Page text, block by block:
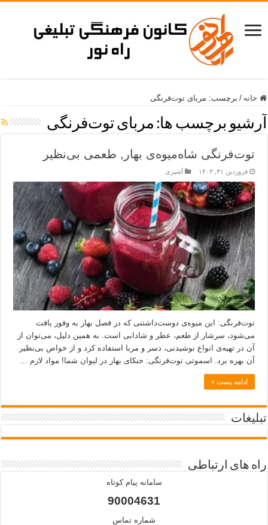
خانه / برچسب: مربای توت‌فرنگی
آرشیو برچسب ها: مربای توت‌فرنگی
توت‌فرنگی شاه‌میوه‌ی بهار, طعمی بی‌نظیر
فروردین ۳۱, ۱۴۰۳ آشپزی
توت‌فرنگی: این میوه‌ی دوست‌داشتنی که در فصل بهار به وفور یافت
می‌شود، سرشار از طعم، عطر و شادابی است. به همین دلیل، می‌توان از
آن در تهیه‌ی انواع نوشیدنی، دسر و مربا استفاده کرد و از خواص بی‌نظیر
آن بهره برد. اسموتی توت‌فرنگی: خنکای بهار در لیوان شما! مواد لازم …
ادامه پست »
تبلیغات
راه های ارتباطی
سامانه پیام کوتاه
90004631
شماره تماس